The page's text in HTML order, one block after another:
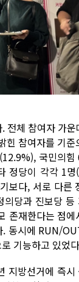
전체 참여자 가운
참여자를 기준
국민의힘
정당이 각각 1
보다, 서로 다른
당과 진보당 등
존재한다는 점에
동시에 RUN/
기능하고 있었
지방선거에 즉시